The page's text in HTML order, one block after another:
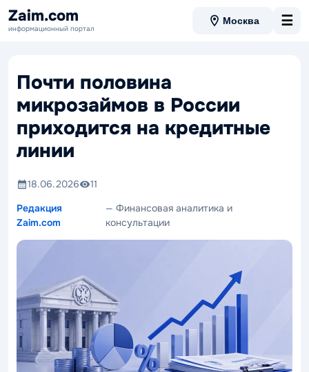
Zaim.com
информационный портал
Москва ☰
Почти половина
микрозаймов в России
приходится на кредитные
линии
18.06.2026
11
Редакция
Zaim.com
— Финансовая аналитика и
консультации